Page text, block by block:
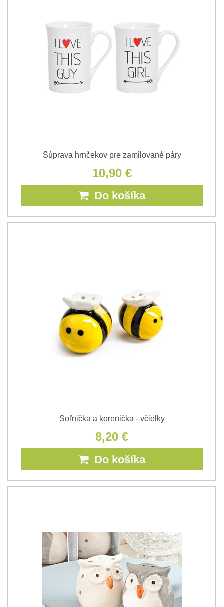
Súprava hrnčekov pre zamilované páry
10,90 €
Do košíka
Soľnička a korenička - včielky
8,20 €
Do košíka